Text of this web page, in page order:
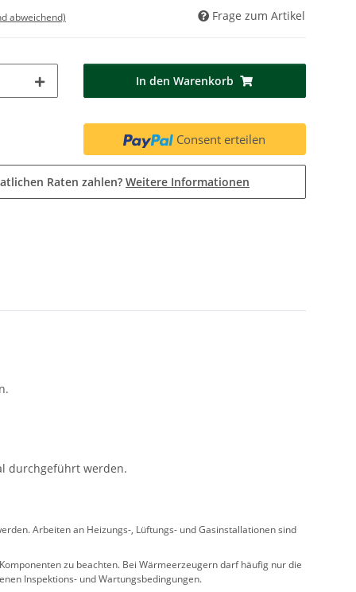
abweichend) Frage zum Artikel
In den Warenkorb
Consent erteilen
Raten zahlen? Weitere Informationen
durchgeführt werden.
Arbeiten an Heizungs-, Lüftungs- und Gasinstallationen sind
zu beachten. Bei Wärmeerzeugern darf häufig nur die
Inspektions- und Wartungsbedingungen.